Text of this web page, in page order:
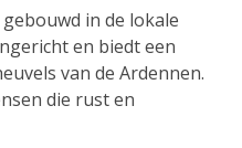
in de lokale
en biedt een
van de Ardennen.
die rust en